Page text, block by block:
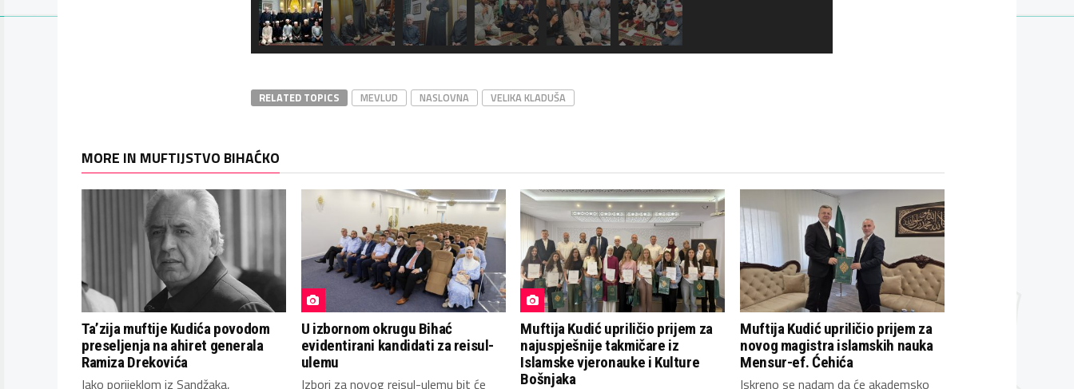
RELATED TOPICS MEVLUD NASLOVNA VELIKA KLADUŠA
MORE IN MUFTIJSTVO BIHAĆKO
Ta’zija muftije Kudića povodom
preseljenja na ahiret generala
Ramiza Drekovića
Iako porijeklom iz Sandžaka,
U izbornom okrugu Bihać
evidentirani kandidati za reisul-
ulemu
Izbori za novog reisul-ulemu bit će
Muftija Kudić upriličio prijem za
najuspješnije takmičare iz
Islamske vjeronauke i Kulture
Bošnjaka
Muftija Kudić upriličio prijem za
novog magistra islamskih nauka
Mensur-ef. Ćehića
Iskreno se nadam da će akademsko